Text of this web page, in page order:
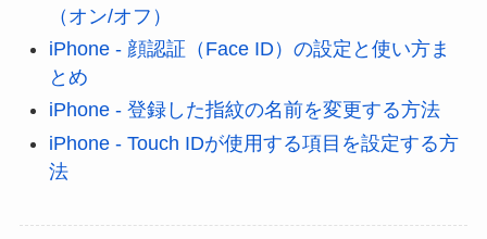
（オン/オフ）
iPhone - 顔認証（Face ID）の設定と使い方ま
とめ
iPhone - 登録した指紋の名前を変更する方法
iPhone - Touch IDが使用する項目を設定する方
法